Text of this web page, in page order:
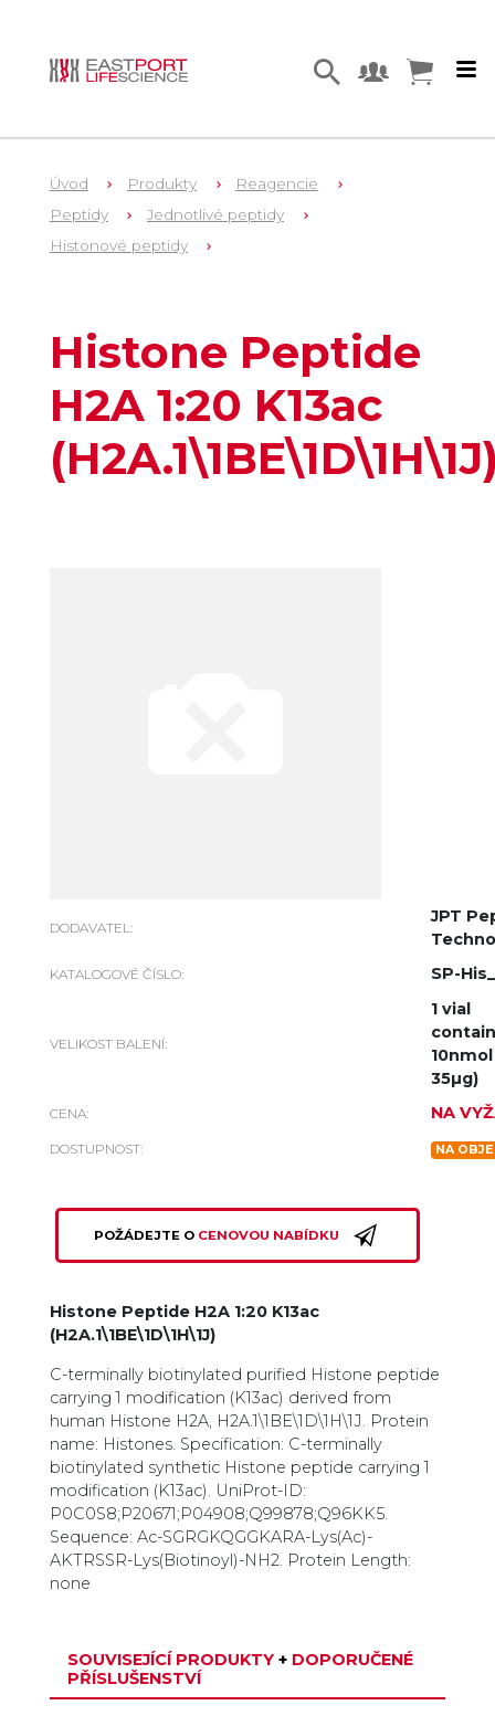
Úvod Produkty
Reagencie
Peptidy
Jednotlivé peptidy
Histonové peptidy
Histone Peptide
H2A 1:20 K13ac
DODAVATEL:
JPT
KATALOGOVÉ ČÍSLO: SP-
VELIKOST BALENÍ:
1 vial
35µg)
CENA: NA
DOSTUPNOST: NA
POŽÁDEJTE O CENOVOU NABÍDKU
Histone Peptide H2A 1:20 K13ac
(H2A.1\1BE\1D\1H\1J)
C-terminally biotinylated purified Histone peptide
carrying 1 modification (K13ac) derived from
human Histone H2A, H2A.1\1BE\1D\1H\1J. Protein
name: Histones. Specification: C-terminally
biotinylated synthetic Histone peptide carrying 1
modification (K13ac). UniProt-ID:
P0C0S8;P20671;P04908;Q99878;Q96KK5.
Sequence: Ac-SGRGKQGGKARA-Lys(Ac)-
AKTRSSR-Lys(Biotinoyl)-NH2. Protein Length:
none
SOUVISEJÍCÍ PRODUKTY +DOPORUČENÉ
PŘÍSLUŠENSTVÍ